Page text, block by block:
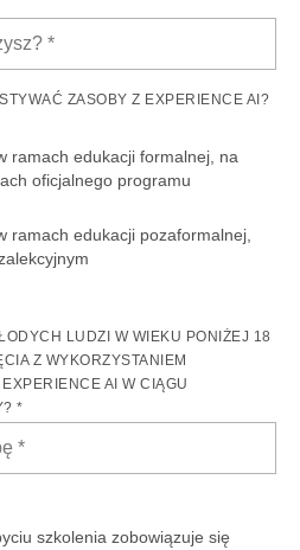
ZASOBY Z EXPERIENCE AI?
ramach edukacji formalnej, na
oficjalnego programu
ramach edukacji pozaformalnej,
LUDZI W WIEKU PONIŻEJ 18
Z WYKORZYSTANIEM
AI W CIĄGU
*
szkolenia zobowiązuje się